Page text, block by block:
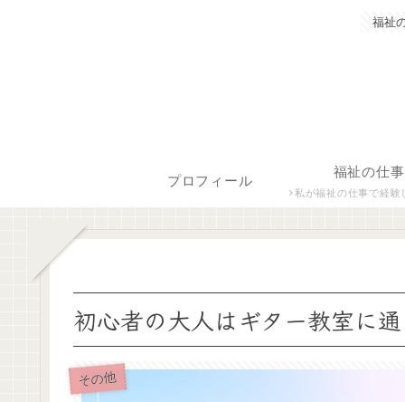
福祉
プロフィール
福祉の仕事
私が福祉の仕事で経験した保育士、障がい者生活支援員につ
初心者の大人はギター教室に
その他